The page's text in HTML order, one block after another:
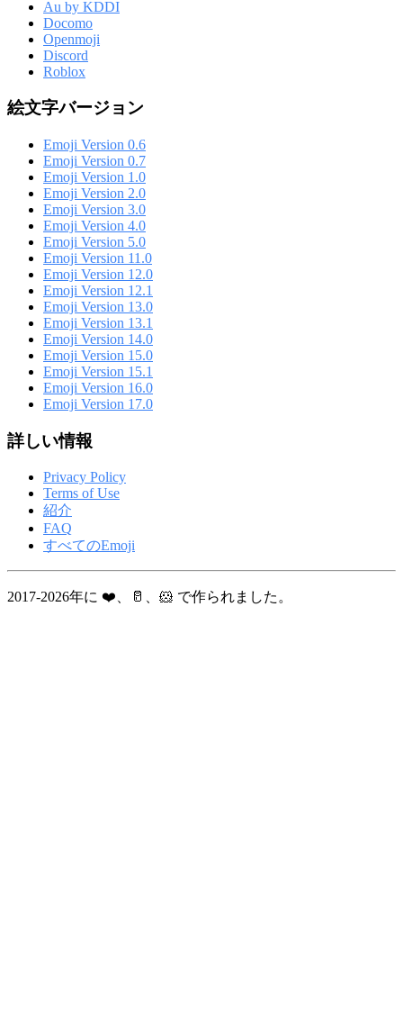
Au by KDDI
Docomo
Openmoji
Discord
Roblox
絵文字バージョン
Emoji Version 0.6
Emoji Version 0.7
Emoji Version 1.0
Emoji Version 2.0
Emoji Version 3.0
Emoji Version 4.0
Emoji Version 5.0
Emoji Version 11.0
Emoji Version 12.0
Emoji Version 12.1
Emoji Version 13.0
Emoji Version 13.1
Emoji Version 14.0
Emoji Version 15.0
Emoji Version 15.1
Emoji Version 16.0
Emoji Version 17.0
詳しい情報
Privacy Policy
Terms of Use
紹介
FAQ
すべてのEmoji
2017-2026年に ❤️、🥛、🐹 で作られました。